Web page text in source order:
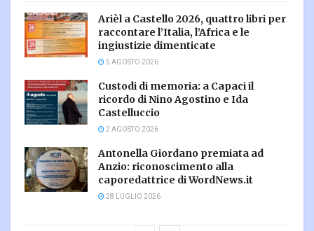
Arièl a Castello 2026, quattro libri per
raccontare l’Italia, l’Africa e le
ingiustizie dimenticate
5 AGOSTO 2026
Custodi di memoria: a Capaci il
ricordo di Nino Agostino e Ida
Castelluccio
2 AGOSTO 2026
Antonella Giordano premiata ad
Anzio: riconoscimento alla
caporedattrice di WordNews.it
28 LUGLIO 2026